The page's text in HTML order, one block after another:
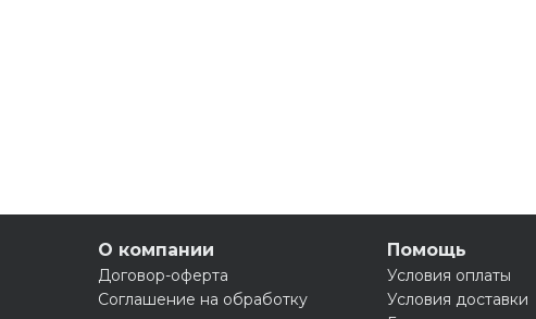
О компании
Договор-оферта
Соглашение на обработку
Помощь
Условия оплаты
Условия доставки